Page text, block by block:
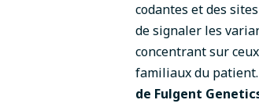
codantes et des
de signaler les
concentrant sur
familiaux du
de Fulgent